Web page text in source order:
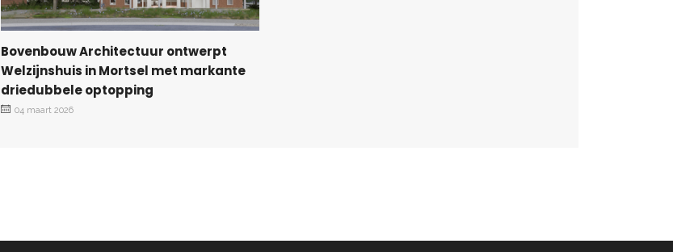
Bovenbouw Architectuur ontwerpt
Welzijnshuis in Mortsel met markante
driedubbele optopping
04 maart 2026